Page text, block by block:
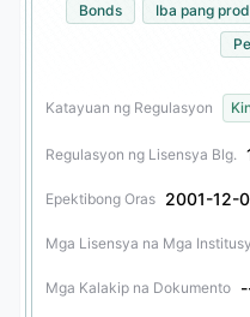
Bonds
Iba pang
Katayuan ng Regulasyon
Regulasyon ng Lisensya Blg.
Epektibong Oras 2001-12-
Mga Lisensya na Mga
Mga Kalakip na Dokumento